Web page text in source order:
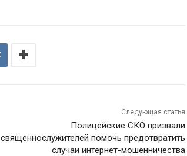
Следующая статья
Полицейские СКО призвали
священнослужителей помочь предотвратить
случаи интернет-мошенничества